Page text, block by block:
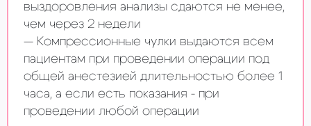
выздоровления анализы сдаются не менее,
чем через 2 недели
Компрессионные чулки выдаются всем
пациентам при проведении операции под
общей анестезией длительностью более 1
часа, а если есть показания - при
проведении любой операции